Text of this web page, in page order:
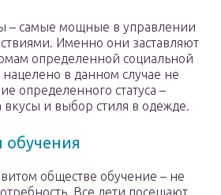
– самые мощные в управлении
Именно они заставляют
определенной социальной
в данном случае не
определенного статуса –
вкусы и выбор стиля в одежде.
обществе обучение – не
Все дети посещают